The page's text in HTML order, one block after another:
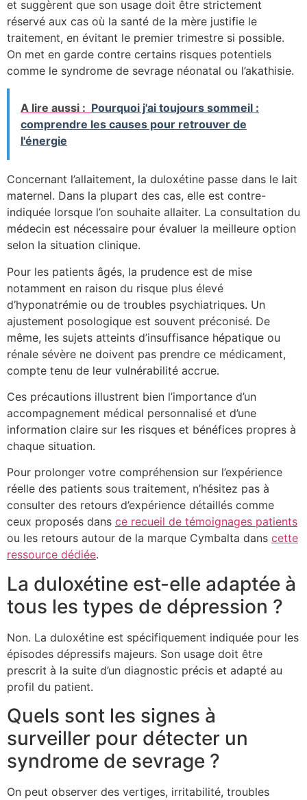
et suggèrent que son usage doit être strictement
réservé aux cas où la santé de la mère justifie le
traitement, en évitant le premier trimestre si possible.
On met en garde contre certains risques potentiels
comme le syndrome de sevrage néonatal ou l’akathisie.
A lire aussi : Pourquoi j'ai toujours sommeil :
comprendre les causes pour retrouver de
l'énergie
Concernant l’allaitement, la duloxétine passe dans le lait
maternel. Dans la plupart des cas, elle est contre-
indiquée lorsque l’on souhaite allaiter. La consultation du
médecin est nécessaire pour évaluer la meilleure option
selon la situation clinique.
Pour les patients âgés, la prudence est de mise
notamment en raison du risque plus élevé
d’hyponatrémie ou de troubles psychiatriques. Un
ajustement posologique est souvent préconisé. De
même, les sujets atteints d’insuffisance hépatique ou
rénale sévère ne doivent pas prendre ce médicament,
compte tenu de leur vulnérabilité accrue.
Ces précautions illustrent bien l’importance d’un
accompagnement médical personnalisé et d’une
information claire sur les risques et bénéfices propres à
chaque situation.
Pour prolonger votre compréhension sur l’expérience
réelle des patients sous traitement, n’hésitez pas à
consulter des retours d’expérience détaillés comme
ceux proposés dans ce recueil de témoignages patients
ou les retours autour de la marque Cymbalta dans cette
ressource dédiée.
La duloxétine est-elle adaptée à
tous les types de dépression ?
Non. La duloxétine est spécifiquement indiquée pour les
épisodes dépressifs majeurs. Son usage doit être
prescrit à la suite d’un diagnostic précis et adapté au
profil du patient.
Quels sont les signes à
surveiller pour détecter un
syndrome de sevrage ?
On peut observer des vertiges, irritabilité, troubles